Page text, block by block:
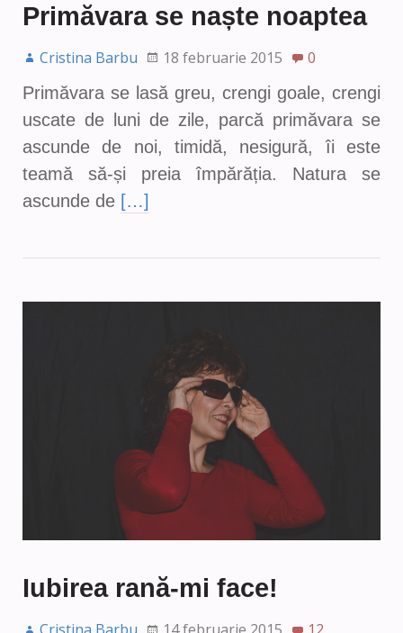
Primăvara se naște noaptea
Cristina Barbu 18 februarie 2015
0
Primăvara se lasă greu, crengi goale, crengi
uscate de luni de zile, parcă primăvara se
ascunde de noi, timidă, nesigură, îi este
teamă să-și preia împărăția. Natura se
ascunde de […]
Iubirea rană-mi face!